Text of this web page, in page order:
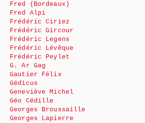
Fred (Bordeaux)
Fred Alpi
Frédéric Ciriez
Frédéric Gircour
Frédéric Legens
Frédéric Lévêque
Frédéric Peylet
G. Ar Gag
Gautier Félix
Gédicus
Geneviève Michel
Géo Cédille
Georges Broussaille
Georges Lapierre